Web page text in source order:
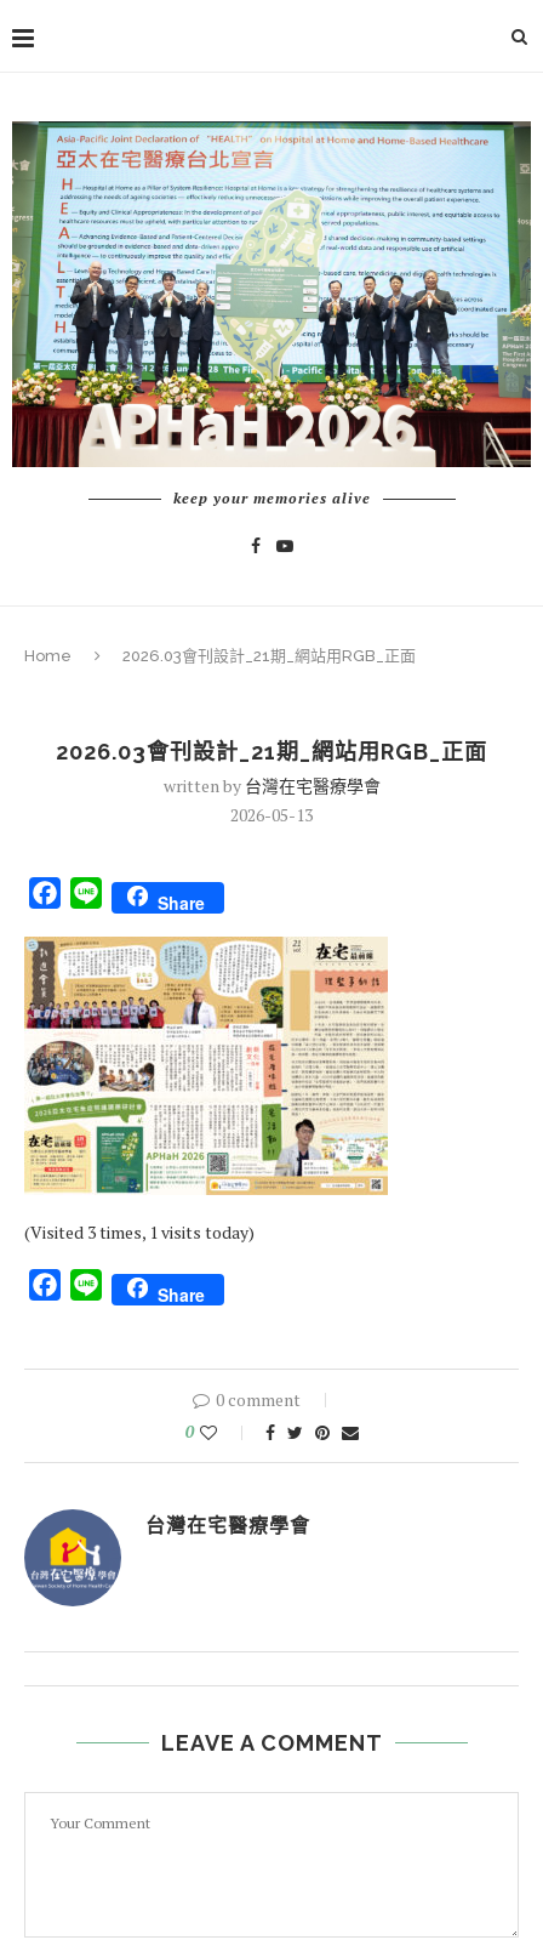
keep your memories alive
Home 2026.03會刊設計_21期_網站用RGB_正面
2026.03會刊設計_21期_網站用RGB_正面
written by 台灣在宅醫療學會
2026-05-13
Facebook
Line Share
(Visited 3 times, 1 visits today)
Facebook
Line Share
0 comment
0
台灣在宅醫療學會
LEAVE A COMMENT